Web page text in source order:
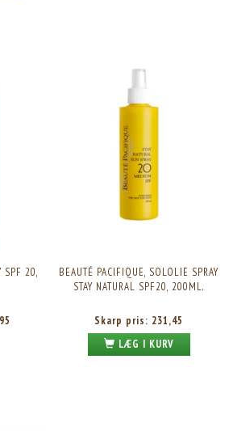
SPF 20,
BEAUTÉ PACIFIQUE, SOLOLIE SPRAY
STAY NATURAL SPF20, 200ML.
Skarp pris: 231,45
LÆG I KURV